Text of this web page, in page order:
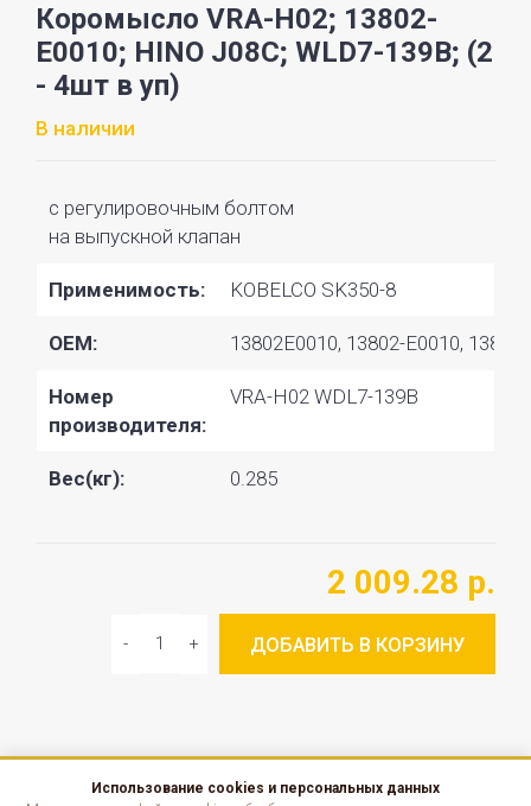
Коромысло VRA-H02; 13802-
E0010; HINO J08C; WLD7-139B; (2
- 4шт в уп)
В наличии
с регулировочным болтом
на выпускной клапан
Применимость: KOBELCO SK350-8
OEM: 13802E0010, 13802-E0010,
Номер
производителя:
VRA-H02 WDL7-139B
Вес(кг): 0.285
2 009.28 р.
ДОБАВИТЬ В КОРЗИНУ
КАТАЛОГ
Использование cookies и персональных данных